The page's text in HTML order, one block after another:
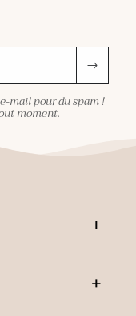
mail pour du spam !
moment.